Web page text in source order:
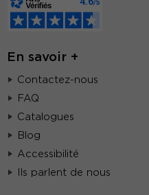
En savoir +
Contactez-nous
FAQ
Catalogues
Blog
Accessibilité
Ils parlent de nous